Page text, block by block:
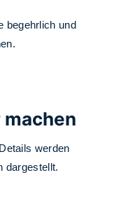
begehrlich und
werden
dargestellt.